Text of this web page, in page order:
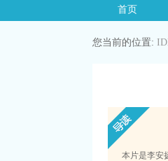
首页
您当前的位置:
本片是李安